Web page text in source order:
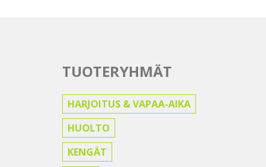
TUOTERYHMÄT
HARJOITUS & VAPAA-AIKA
HUOLTO
KENGÄT